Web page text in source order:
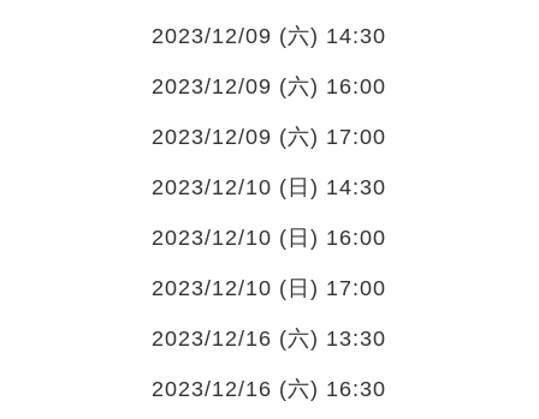
2023/12/09 (六) 14:30
2023/12/09 (六) 16:00
2023/12/09 (六) 17:00
2023/12/10 (日) 14:30
2023/12/10 (日) 16:00
2023/12/10 (日) 17:00
2023/12/16 (六) 13:30
2023/12/16 (六) 16:30